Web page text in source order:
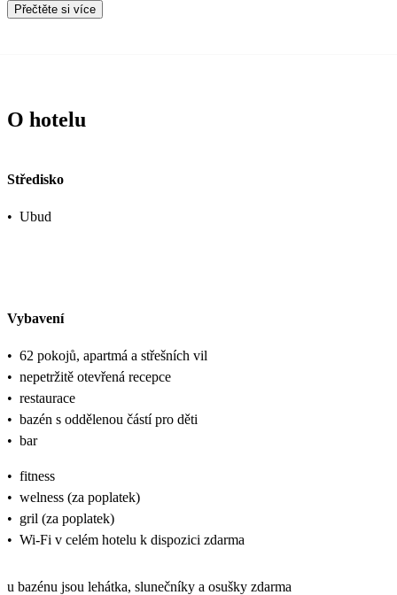
Přečtěte si více
O hotelu
Středisko
• Ubud
Vybavení
• 62 pokojů, apartmá a střešních vil
• nepetržitě otevřená recepce
• restaurace
• bazén s oddělenou částí pro děti
• bar
• fitness
• welness (za poplatek)
• gril (za poplatek)
• Wi-Fi v celém hotelu k dispozici zdarma
u bazénu jsou lehátka, slunečníky a osušky zdarma